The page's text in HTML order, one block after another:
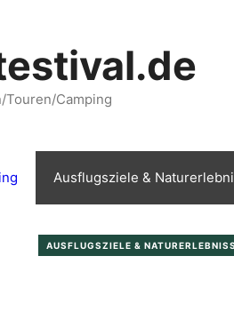
Touren/Camping
Ausflugsziele &
AUSFLUGSZIELE &